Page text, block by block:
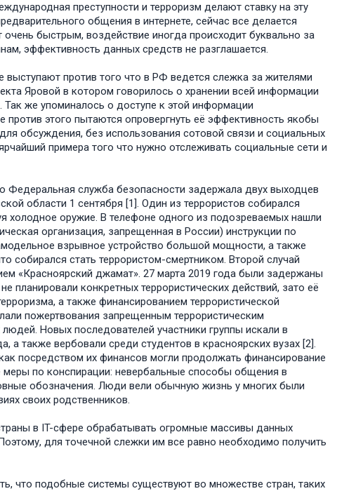
преступности и терроризм делают ставку на эту
общения в интернете, сейчас все делается
быстрым, воздействие иногда происходит буквально за
эффективность данных средств не разглашается.
против того что в РФ ведется слежка за жителями
Яровой в котором говорилось о хранении всей информации
же упоминалось о доступе к этой информации
этого пытаются опровергнуть её эффективность якобы
обсуждения, без использования сотовой связи и социальных
примера того что нужно отслеживать социальные сети и
Федеральная служба безопасности задержала двух выходцев
области 1 сентября [1]. Один из террористов собирался
холодное оружие. В телефоне одного из подозреваемых нашли
организация, запрещенная в России) инструкции по
взрывное устройство большой мощности, а также
собирался стать террористом-смертником. Второй случай
«Красноярский джамат». 27 марта 2019 года были задержаны
планировали конкретных террористических действий, зато её
а также финансированием террористической
пожертвования запрещенным террористическим
Новых последователей участники группы искали в
также вербовали среди студентов в красноярских вузах [2].
посредством их финансов могли продолжать финансирование
меры по конспирации: невербальные способы общения в
обозначения. Люди вели обычную жизнь у многих были
своих родственников.
в IT-сфере обрабатывать огромные массивы данных
для точечной слежки им все равно необходимо получить
что подобные системы существуют во множестве стран, таких